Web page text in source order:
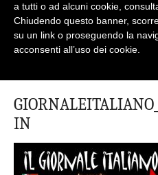
LE INTERVISTE
RICOPRONO RUOLI
CHE RAPPRESENTANO
UN "COMUNE
IN
a tutti o ad alcuni cookie,
Chiudendo questo banner,
su un link o proseguendo la
acconsenti all’uso dei cookie.